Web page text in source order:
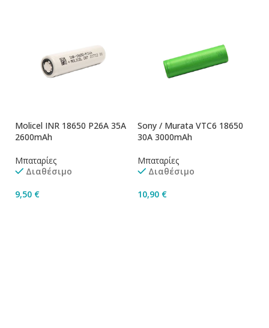
Molicel INR 18650 P26A 35A
2600mAh
Μπαταρίες
Διαθέσιμο
9,50 €
Sony / Murata VTC6 18650
30A 3000mAh
Μπαταρίες
Διαθέσιμο
10,90 €